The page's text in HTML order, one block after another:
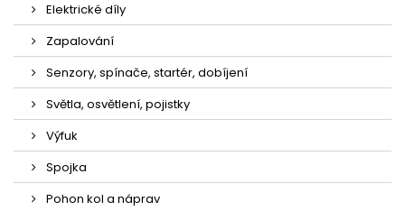
Elektrické díly
Zapalování
Senzory, spínače, startér, dobíjení
Světla, osvětlení, pojistky
Výfuk
Spojka
Pohon kol a náprav